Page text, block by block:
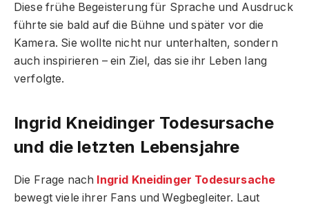
Diese frühe Begeisterung für Sprache und Ausdruck
führte sie bald auf die Bühne und später vor die
Kamera. Sie wollte nicht nur unterhalten, sondern
auch inspirieren – ein Ziel, das sie ihr Leben lang
verfolgte.
Ingrid Kneidinger Todesursache
und die letzten Lebensjahre
Die Frage nach Ingrid Kneidinger Todesursache
bewegt viele ihrer Fans und Wegbegleiter. Laut